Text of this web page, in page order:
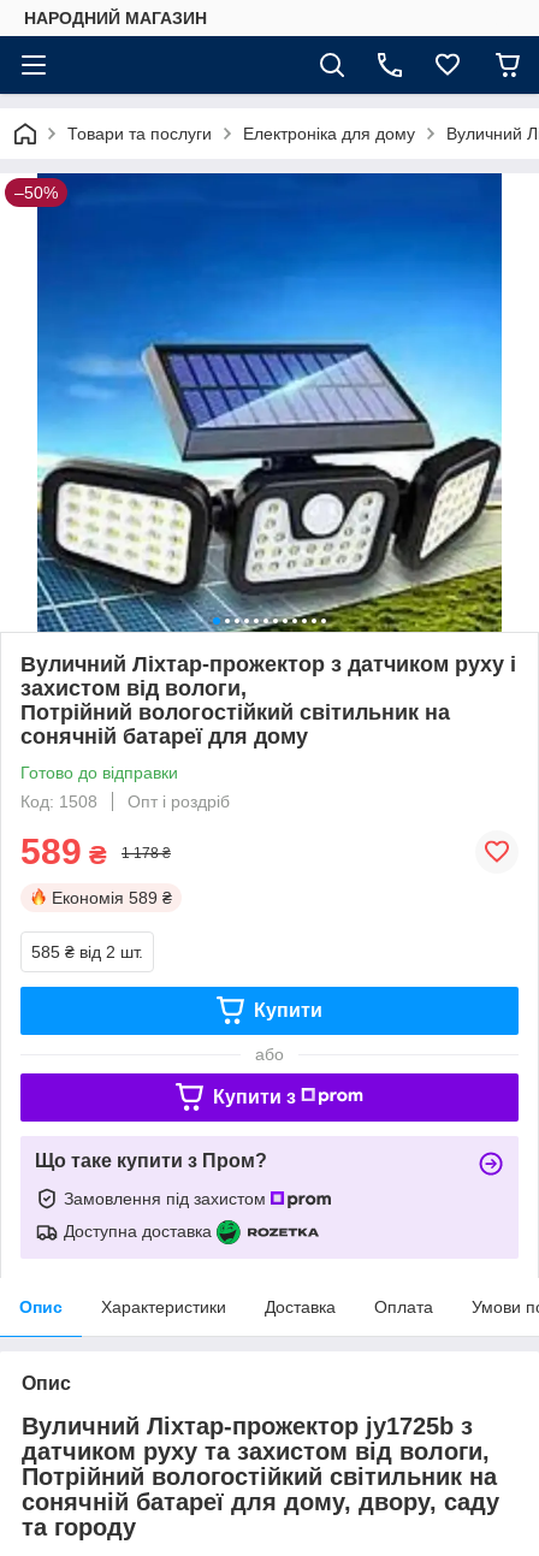
НАРОДНИЙ МАГАЗИН
Товари та послуги Електроніка для дому Вуличний
–50%
Вуличний Ліхтар-прожектор з датчиком руху і
захистом від вологи,
Потрійний вологостійкий світильник на
сонячній батареї для дому
Готово до відправки
Код: 1508
Опт і роздріб
589 ₴ 1 178 ₴
Економія 589 ₴
585 ₴ від 2 шт.
Купити
або
Купити з
Що таке купити з Пром?
Замовлення під захистом
Доступна доставка
Опис Характеристики Доставка Оплата Умови
Опис
Вуличний Ліхтар-прожектор jy1725b з
датчиком руху та захистом від вологи,
Потрійний вологостійкий світильник на
сонячній батареї для дому, двору, саду
та городу